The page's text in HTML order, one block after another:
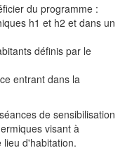
du programme :
h1 et h2 et dans un
définis par le
entrant dans la
de sensibilisation
visant à
d'habitation.